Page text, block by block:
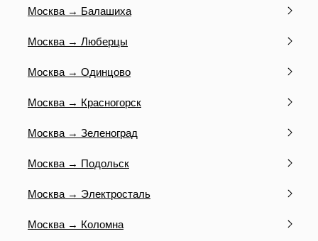
Москва → Балашиха
Москва → Люберцы
Москва → Одинцово
Москва → Красногорск
Москва → Зеленоград
Москва → Подольск
Москва → Электросталь
Москва → Коломна